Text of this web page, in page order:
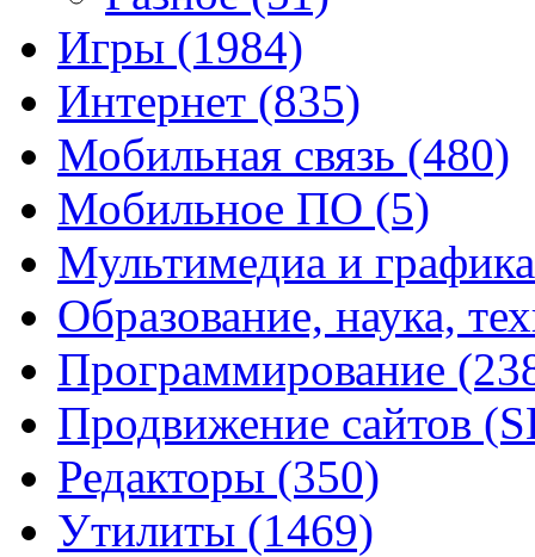
Игры (1984)
Интернет (835)
Мобильная связь (480)
Мобильное ПО (5)
Мультимедиа и
Образование, наука,
Программирование
Продвижение сайтов
Редакторы (350)
Утилиты (1469)